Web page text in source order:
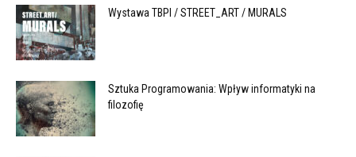
Wystawa TBPI / STREET_ART / MURALS
Sztuka Programowania: Wpływ informatyki na
filozofię